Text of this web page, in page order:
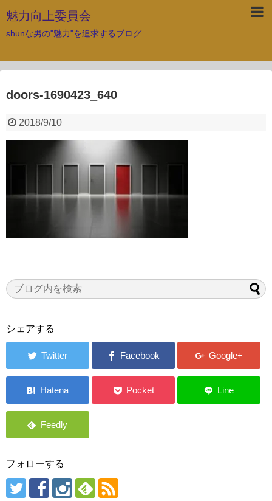
魅力向上委員会
shunな男の"魅力"を追求するブログ
doors-1690423_640
2018/9/10
シェアする
フォローする